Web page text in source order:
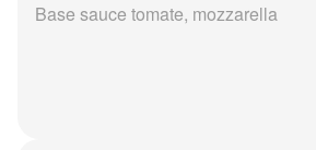
Base sauce tomate, mozzarella